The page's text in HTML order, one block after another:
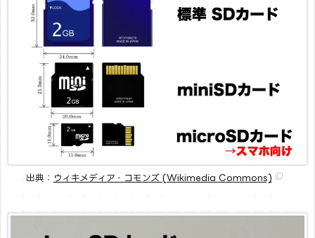
出典： ウィキメディア・コモンズ (Wikimedia Commons)